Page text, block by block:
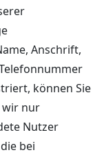
Anschrift,
können Sie
wir nur
Nutzer
bei